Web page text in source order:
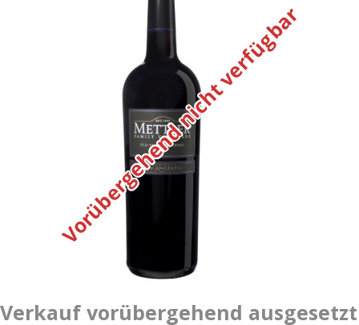
Vorübergehend nicht verfügbar